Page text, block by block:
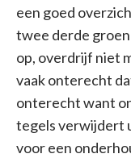
een goed
twee derde
op, overdrijf niet
vaak onterecht
onterecht want
tegels verwijdert
voor een